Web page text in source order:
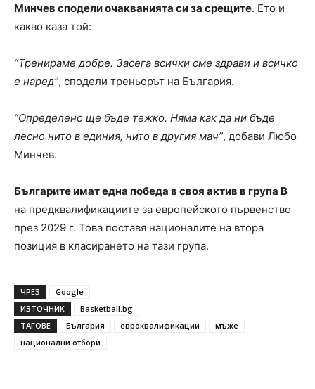
Минчев сподели очакванията си за срещите. Ето и
какво каза той:
“Тренираме добре. Засега всички сме здрави и всичко
е наред”, сподели треньорът на България.
“Определено ще бъде тежко. Няма как да ни бъде
лесно нито в единия, нито в другия мач”, добави Любо
Минчев.
Българите имат една победа в своя актив в група B
на предквалификациите за европейското първенство
през 2029 г. Това поставя националите на втора
позиция в класирането на тази група.
ЧРЕЗ
Google
ИЗТОЧНИК
Basketball.bg
ТАГОВЕ
България евроквалификации
мъже
национални отбори